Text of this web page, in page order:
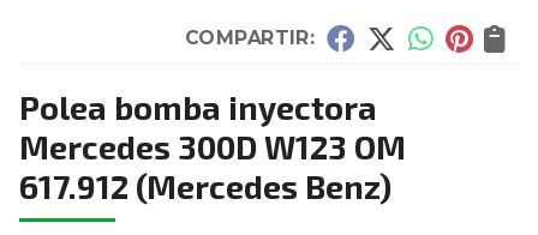
COMPARTIR:
Polea bomba inyectora
Mercedes 300D W123 OM
617.912 (Mercedes Benz)